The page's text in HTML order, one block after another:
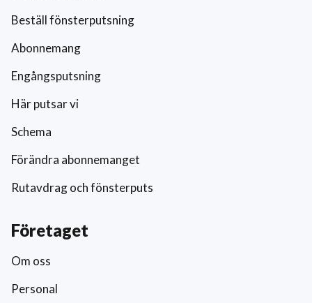
Beställ fönsterputsning
Abonnemang
Engångsputsning
Här putsar vi
Schema
Förändra abonnemanget
Rutavdrag och fönsterputs
Företaget
Om oss
Personal